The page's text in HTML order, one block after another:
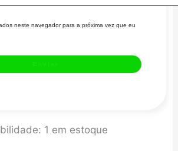
neste navegador para a próxima vez que eu
1 em estoque